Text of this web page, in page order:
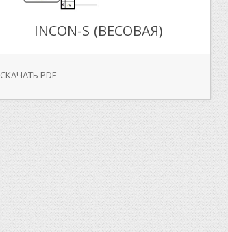
INCON-S (ВЕСОВАЯ)
СКАЧАТЬ PDF